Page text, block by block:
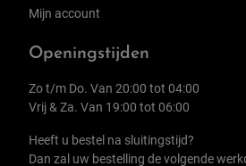
Mijn account
Openingstijden
Zo t/m Do. Van 20:00 tot 04:00
Vrij & Za. Van 19:00 tot 06:00
Heeft u bestel na sluitingstijd?
Dan zal uw bestelling de volgende